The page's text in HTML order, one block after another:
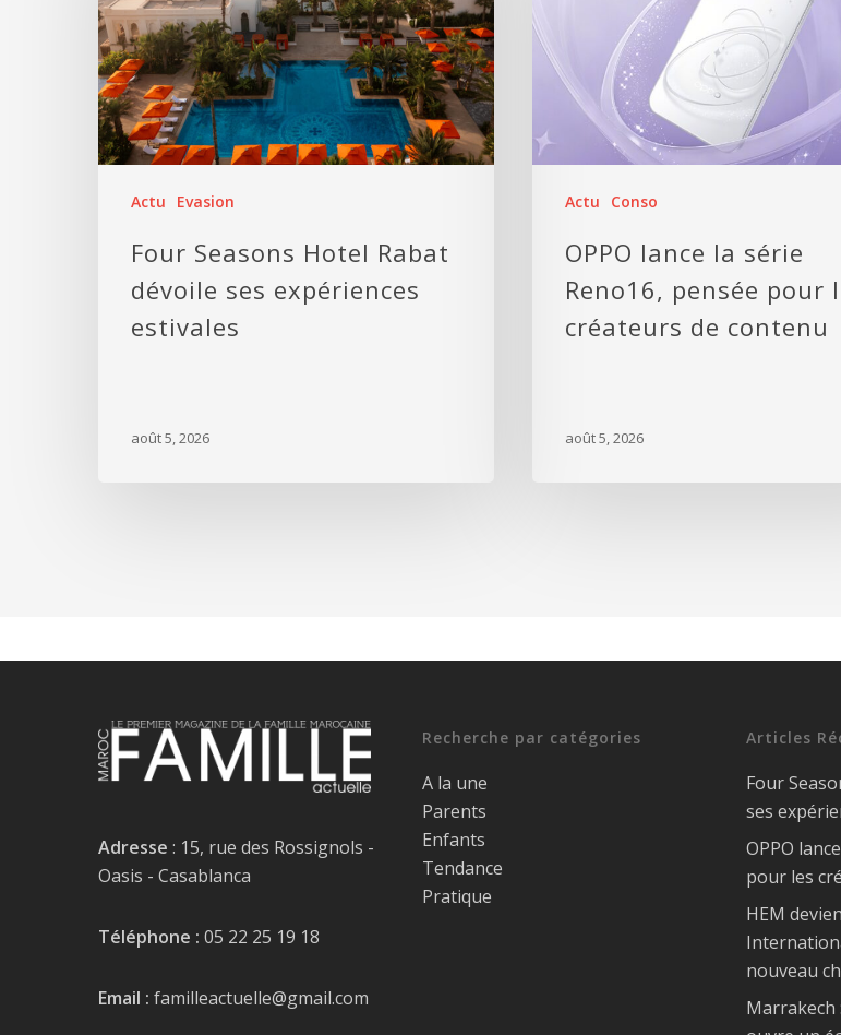
Actu Evasion
Four Seasons Hotel Rabat
dévoile ses expériences
estivales
août 5, 2026
Actu Conso
OPPO lance la série
Reno16, pensée pour
créateurs de contenu
août 5, 2026
Adresse : 15, rue des Rossignols -
Oasis - Casablanca
Téléphone : 05 22 25 19 18
Email : familleactuelle@gmail.com
Recherche par catégories
A la une
Parents
Enfants
Tendance
Pratique
Articles
Four
ses
OPPO
pour les
HEM
nouveau
Marrakech